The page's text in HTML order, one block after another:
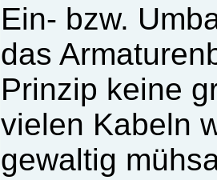
Ein- bzw.
das
Prinzip keine
vielen Kabeln
gewaltig